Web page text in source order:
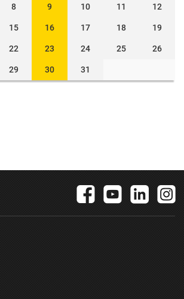
8 9 10 11 12
15 16 17 18 19
22 23 24 25 26
29 30 31